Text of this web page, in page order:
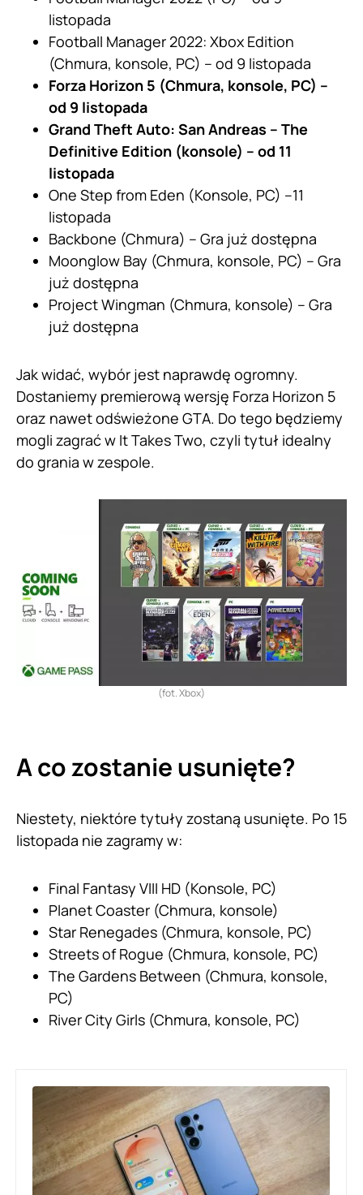
listopada
Football Manager 2022: Xbox Edition
(Chmura, konsole, PC) – od 9 listopada
Forza Horizon 5 (Chmura, konsole, PC) –
od 9 listopada
Grand Theft Auto: San Andreas – The
Definitive Edition (konsole) – od 11
listopada
One Step from Eden (Konsole, PC) –11
listopada
Backbone (Chmura) – Gra już dostępna
Moonglow Bay (Chmura, konsole, PC) – Gra
już dostępna
Project Wingman (Chmura, konsole) – Gra
już dostępna
Jak widać, wybór jest naprawdę ogromny.
Dostaniemy premierową wersję Forza Horizon 5
oraz nawet odświeżone GTA. Do tego będziemy
mogli zagrać w It Takes Two, czyli tytuł idealny
do grania w zespole.
(fot. Xbox)
A co zostanie usunięte?
Niestety, niektóre tytuły zostaną usunięte. Po 15
listopada nie zagramy w:
Final Fantasy VIII HD (Konsole, PC)
Planet Coaster (Chmura, konsole)
Star Renegades (Chmura, konsole, PC)
Streets of Rogue (Chmura, konsole, PC)
The Gardens Between (Chmura, konsole,
PC)
River City Girls (Chmura, konsole, PC)